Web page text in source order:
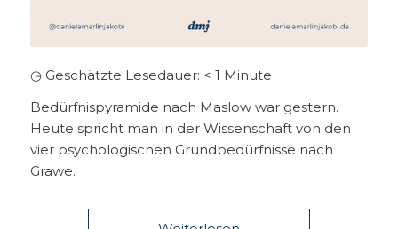
◷ Geschätzte Lesedauer: < 1 Minute
Bedürfnispyramide nach Maslow war gestern.
Heute spricht man in der Wissenschaft von den
vier psychologischen Grundbedürfnisse nach
Grawe.